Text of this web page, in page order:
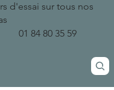
d'essai sur tous nos
01 84 80 35 59